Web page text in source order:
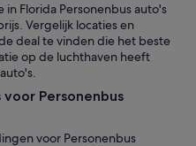
in Florida Personenbus auto's
Vergelijk locaties en
deal te vinden die het beste
op de luchthaven heeft
Personenbus
voor Personenbus